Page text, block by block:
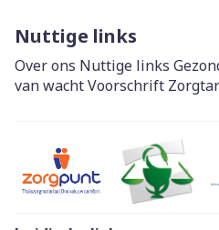
Nuttige links
Over ons Nuttige links
van wachtVoorschrift